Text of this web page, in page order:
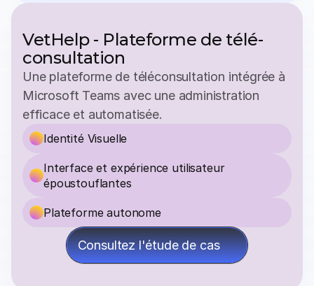
VetHelp - Plateforme de télé-
consultation
Une plateforme de téléconsultation intégrée à
Microsoft Teams avec une administration
efficace et automatisée.
Identité Visuelle
Interface et expérience utilisateur
époustouflantes
Plateforme autonome
Consultez l'étude de cas